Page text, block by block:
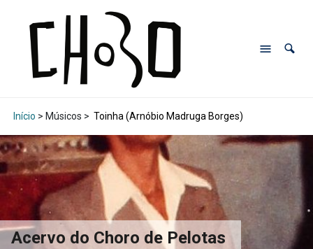
Início > Músicos > Toinha (Arnóbio Madruga Borges)
Acervo do Choro de Pelotas